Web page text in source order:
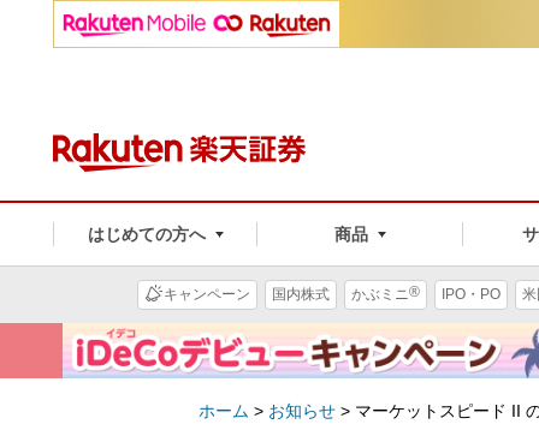
はじめての方へ 商品
キャンペーン 国内株式 かぶミニ® IPO・PO
ホーム > お知らせ > マーケットスピード II